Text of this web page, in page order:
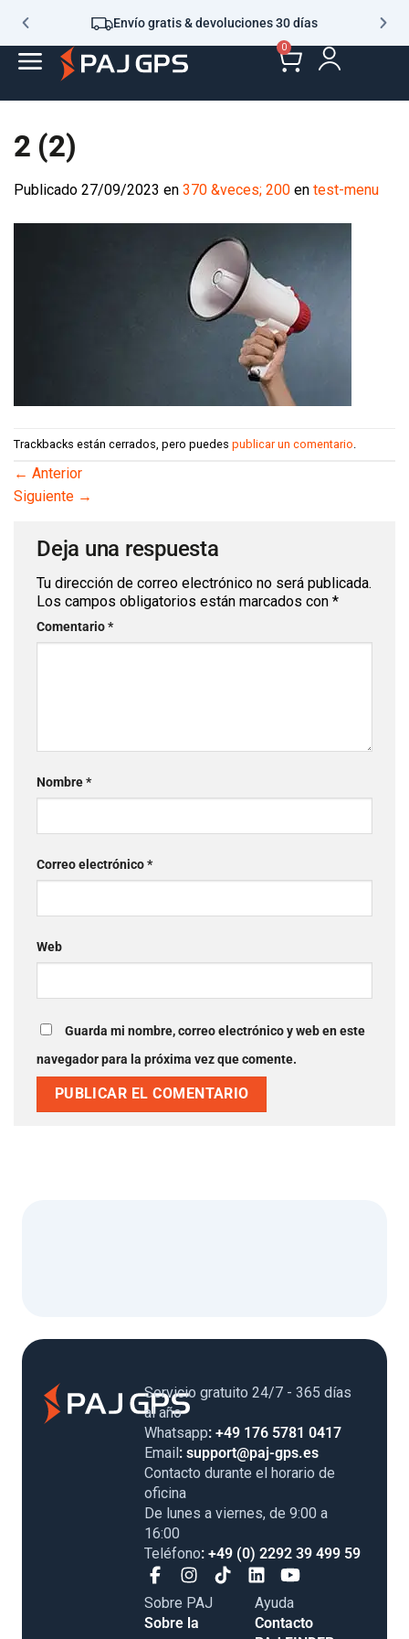
Envío gratis & devoluciones 30 días
0
2 (2)
Publicado 27/09/2023 en 370 &veces; 200 en test-menu
Trackbacks están cerrados, pero puedes publicar un comentario
← Anterior
Siguiente →
Deja una respuesta
Tu dirección de correo electrónico no será publicada.
Los campos obligatorios están marcados con *
Comentario*
Nombre*
Correo electrónico*
Web
Guarda mi nombre, correo electrónico y web en este
navegador para la próxima vez que comente.
Servicio gratuito 24/7 - 365 días
al año
Whatsapp: +49 176 5781 0417
Email: support@paj-gps.es
Contacto durante el horario de
oficina
De lunes a viernes, de 9:00 a
16:00
Teléfono: +49 (0) 2292 39 499 59
Sobre PAJ
Sobre la
Ayuda
Contacto